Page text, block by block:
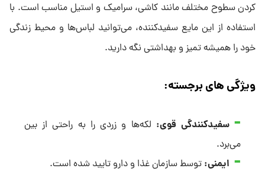
کردن سطوح مختلف مانند کاشی، سرامیک و استیل مناسب است. با
استفاده از این مایع سفیدکننده، می‌توانید لباس‌ها و محیط زندگی
خود را همیشه تمیز و بهداشتی نگه دارید.
ویژگی های برجسته:
سفیدکنندگی قوی: لکه‌ها و زردی را به راحتی از بین
می‌برد.
ایمنی: توسط سازمان غذا و دارو تایید شده است.